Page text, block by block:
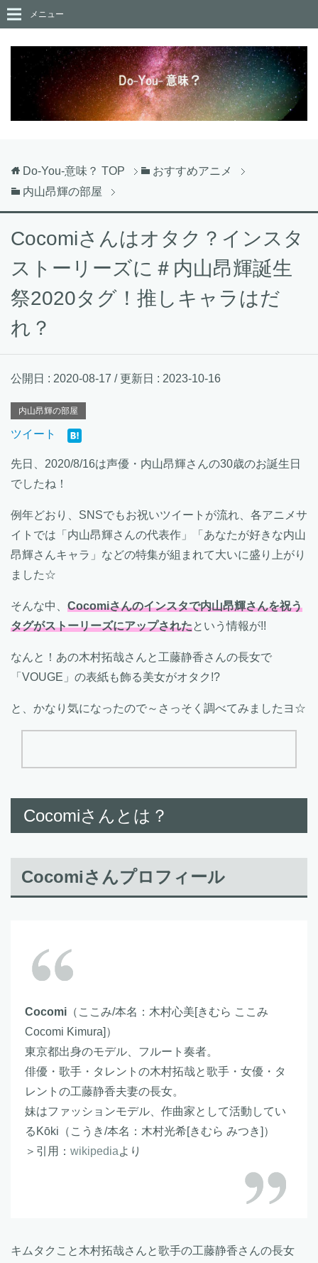
メニュー
Do-You-意味？ TOP
おすすめアニメ
内山昂輝の部屋
Cocomiさんはオタク？インスタ
ストーリーズに＃内山昂輝誕生
祭2020タグ！推しキャラはだ
れ？
公開日 : 2020-08-17 / 更新日 : 2023-10-16
内山昂輝の部屋
ツイート
先日、2020/8/16は声優・内山昂輝さんの30歳のお誕生日
でしたね！
例年どおり、SNSでもお祝いツイートが流れ、各アニメサ
イトでは「内山昂輝さんの代表作」「あなたが好きな内山
昂輝さんキャラ」などの特集が組まれて大いに盛り上がり
ました☆
そんな中、 Cocomiさんのインスタで内山昂輝さんを祝う
タグがストーリーズにアップされたという情報が!!
なんと！あの木村拓哉さんと工藤静香さんの長女で
「VOUGE」の表紙も飾る美女がオタク!?
と、かなり気になったので～さっそく調べてみましたヨ☆
Cocomiさんとは？
Cocomiさんプロフィール
Cocomi （ここみ/本名：木村心美[きむら ここみ
Cocomi Kimura]）
東京都出身のモデル、フルート奏者。
俳優・歌手・タレントの木村拓哉と歌手・女優・タ
レントの工藤静香夫妻の長女。
妹はファッションモデル、作曲家として活動してい
るKōki（こうき/本名：木村光希[きむら みつき]）
＞引用： wikipediaより
キムタクこと木村拓哉さんと歌手の工藤静香さんの長女